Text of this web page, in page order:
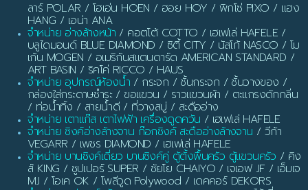
ลาร์ POLAR / โฮเอ่น HOEN / ฮอย HOY / พิกโซ่ PIXO / แฮง
HANG / เอน่า ANA
จำหน่าย อ่างล้างหน้า / คอตโต้ COTTO / เฮเฟเล่ HAFELE /
บลูไดมอนด์ BLUE DIAMOND / ซิตี้ CITY / นัสโก้ NASCO / โม
เก้น MOGEN / อเมริกันสแตนดาร์ด AMERICAN STANDARD /
ART BASIN / ริคโค่ RICCO / HAUS
จำหน่าย อุปกรณ์ห้องน้ำ / กระจก / ชั้นกระจก / ชั้นวางของ /
กล่องใส่กระดาษชำระ / ขอแขวน / ราวแขวนผ้า / ตะแกรงดักกลิ่น
/ ท่อน้ำทิ้ง / สายน้ำดี / ที่วางสบู่ / สะดืออ่าง
จำหน่าย เตาแก๊ส เตาไฟฟ้า เครื่องดูดควัน / เฮเฟเล่ HAFELE
จำหน่าย ซิงค์อ่างล้างจาน ก๊อกซิงค์ สะดืออ่างล้างจาน / วีก้า
VEGARR / เพชร DIAMOND / เฮเฟเล่ HAFELE
จำหน่าย บานซิงค์เดี่ยว บานซิงค์คู่ ตู้ตั้งพื้นครัว ตู้แขวนครัว / คิง
ส์ KING / ซูปเปอร์ SUPER / ชัยโย CHAIYO / เจเอฟ JF / เอ็มเจ
MJ / โอเค OK / โพลีวูด Polywood / เดคคอร์ DEKORS